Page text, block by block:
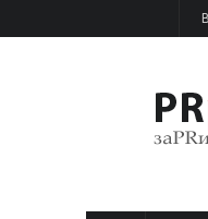
Перейти к основному